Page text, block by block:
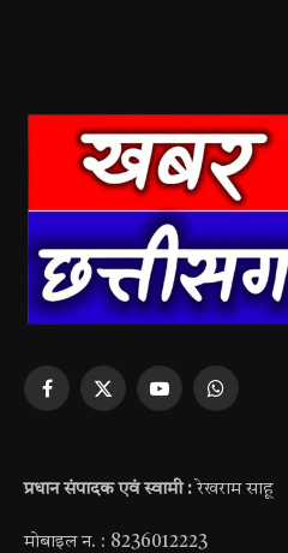
Facebook
X
YouTubeWhatsApp
प्रधान संपादक एवं स्वामी : रेखराम साहू
मोबाइल न. : 8236012223